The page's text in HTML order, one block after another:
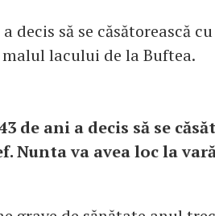
decis să se căsătorească
lacului de la Buftea.
de ani a decis să se
Nunta va avea loc la